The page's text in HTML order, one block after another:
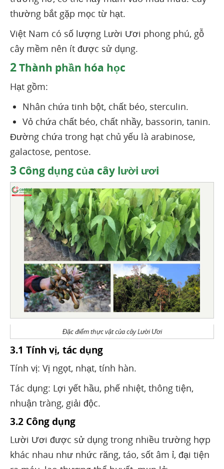
thường bắt gặp mọc từ hạt.
Việt Nam có số lượng Lười Ươi phong phú, gỗ
cây mềm nên ít được sử dụng.
2Thành phần hóa học
Hạt gồm:
Nhân chứa tinh bột, chất béo, sterculin.
Vỏ chứa chất béo, chất nhầy, bassorin, tanin.
Đường chứa trong hạt chủ yếu là arabinose,
galactose, pentose.
3 Công dụng của cây lười ươi
Đặc điểm thực vật của cây Lười Ươi
3.1 Tính vị, tác dụng
Tính vị: Vị ngọt, nhạt, tính hàn.
Tác dụng: Lợi yết hầu, phế nhiệt, thông tiện,
nhuận tràng, giải độc.
3.2 Công dụng
Lười Ươi được sử dụng trong nhiều trường hợp
khác nhau như nhức răng, táo, sốt âm ỉ, đại tiện